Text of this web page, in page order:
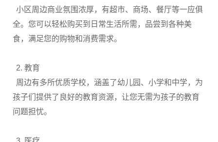
小区周边商业氛围浓厚，有超市、商场、餐厅等一应俱
全。您可以轻松购买到日常生活所需，品尝到各种美
食，满足您的购物和消费需求。
2. 教育
周边有多所优质学校，涵盖了幼儿园、小学和中学，为
孩子们提供了良好的教育资源，让您无需为孩子的教育
问题担忧。